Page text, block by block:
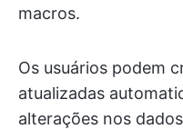
macros.
Os usuários podem
atualizadas
alterações nos